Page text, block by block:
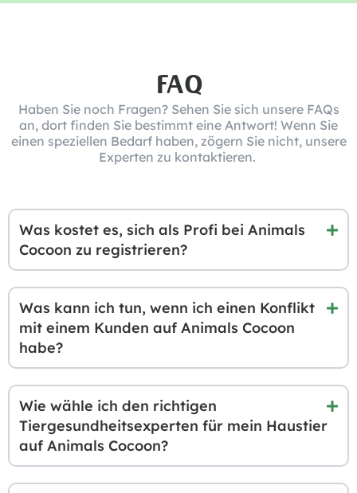
FAQ
Haben Sie noch Fragen? Sehen Sie sich unsere FAQs
an, dort finden Sie bestimmt eine Antwort! Wenn Sie
einen speziellen Bedarf haben, zögern Sie nicht, unsere
Experten zu kontaktieren.
Was kostet es, sich als Profi bei Animals
Cocoon zu registrieren?
Was kann ich tun, wenn ich einen Konflikt
mit einem Kunden auf Animals Cocoon
habe?
Wie wähle ich den richtigen
Tiergesundheitsexperten für mein Haustier
auf Animals Cocoon?